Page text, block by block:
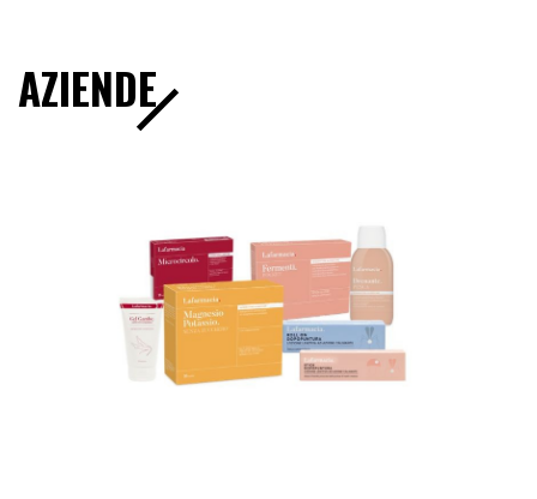
AZIENDE